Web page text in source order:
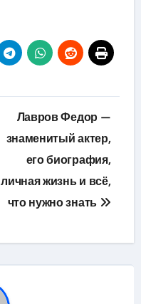
Лавров Федор —
знаменитый актер,
его биография,
личная жизнь и всё,
что нужно знать